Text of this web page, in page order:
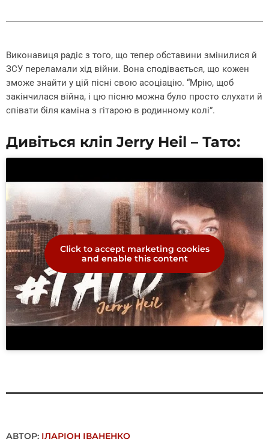
Виконавиця радіє з того, що тепер обставини змінилися й
ЗСУ переламали хід війни. Вона сподівається, що кожен
зможе знайти у цій пісні свою асоціацію. “Мрію, щоб
закінчилася війна, і цю пісню можна було просто слухати й
співати біля каміна з гітарою в родинному колі”.
Дивіться кліп Jerry Heil – Тато:
Click to accept marketing cookies
and enable this content
АВТОР: ІЛАРІОН ІВАНЕНКО